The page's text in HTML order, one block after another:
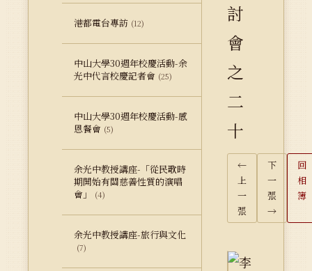
港都電台專訪 (12)
中山大學30週年校慶活動-余
光中代言校慶記者會 (25)
中山大學30週年校慶活動-感
恩餐會 (5)
余光中教授講座-「從民歌時
期開始有關慈善性質的演唱
會」
(4)
余光中教授講座-旅行與文化
(7)
討
會
之
二
十
←
上
一
張
下
一
張
→
回
相
簿